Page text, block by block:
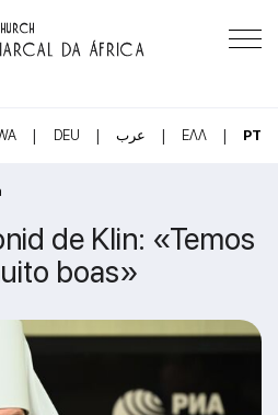
DA ÁFRICA
| DEU | عرب | ΕΛΛ | PT
de Klin: «Temos
boas»